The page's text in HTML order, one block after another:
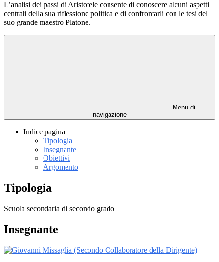
L’analisi dei passi di Aristotele consente di conoscere alcuni aspetti
centrali della sua riflessione politica e di confrontarli con le tesi del
suo grande maestro Platone.
Menu di
navigazione
Indice pagina
Tipologia
Insegnante
Obiettivi
Argomento
Tipologia
Scuola secondaria di secondo grado
Insegnante